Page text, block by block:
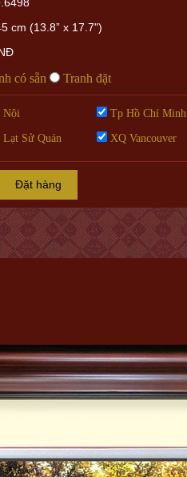
cm (13.8” x 17.7")
có sẵn Tranh đặt
Nội Tp Hồ Chí Minh
Sử Quán XQ Vancouver
Đặt hàng